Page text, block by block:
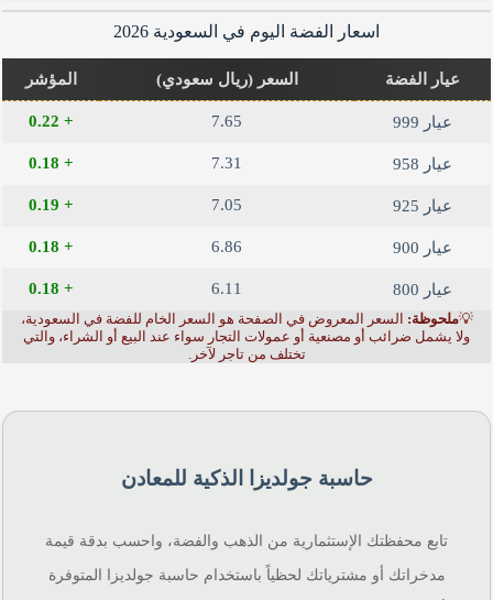
اسعار الفضة اليوم في السعودية 2026
عيار الفضة السعر (ريال سعودي) المؤشر
عيار 999 7.65
+ 0.22
عيار 958 7.31
+ 0.18
عيار 925 7.05
+ 0.19
عيار 900 6.86
+ 0.18
عيار 800 6.11
+ 0.18
💡ملحوظة: السعر المعروض في الصفحة هو السعر الخام للفضة في السعودية،
ولا يشمل ضرائب أو مصنعية أو عمولات التجار سواء عند البيع أو الشراء، والتي
تختلف من تاجر لآخر.
حاسبة جولديزا الذكية للمعادن
تابع محفظتك الإستثمارية من الذهب والفضة، واحسب بدقة قيمة
مدخراتك أو مشترياتك لحظياً باستخدام حاسبة جولديزا المتوفرة